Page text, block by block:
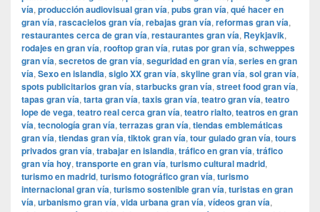
vía, producción audiovisual gran vía, pubs gran vía, qué hacer en
gran vía, rascacielos gran vía, rebajas gran vía, reformas gran vía,
restaurantes cerca de gran vía, restaurantes gran vía, Reykjavik,
rodajes en gran vía, rooftop gran vía, rutas por gran vía, schweppes
gran vía, secretos de gran vía, seguridad en gran vía, series en gran
vía, Sexo en islandia, siglo XX gran vía, skyline gran vía, sol gran vía,
spots publicitarios gran vía, starbucks gran vía, street food gran vía,
tapas gran vía, tarta gran vía, taxis gran vía, teatro gran vía, teatro
lope de vega, teatro real cerca gran vía, teatro rialto, teatros en gran
vía, tecnología gran vía, terrazas gran vía, tiendas emblemáticas
gran vía, tiendas gran vía, tiktok gran vía, tour guiado gran vía, tours
privados gran vía, trabajar en islandia, tráfico en gran vía, tráfico
gran vía hoy, transporte en gran vía, turismo cultural madrid,
turismo en madrid, turismo fotográfico gran vía, turismo
internacional gran vía, turismo sostenible gran vía, turistas en gran
vía, urbanismo gran vía, vida urbana gran vía, vídeos gran vía,